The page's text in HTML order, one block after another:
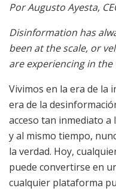
Por Augusto Ayesta,
Disinformation has
been at the scale, or
are experiencing in
Vivimos en la era de la
era de la
acceso tan inmediato
y al mismo tiempo,
la verdad. Hoy,
puede convertirse en
cualquier plataforma